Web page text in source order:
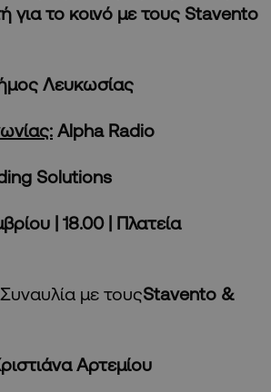
για το κοινό με τους Stavento
Λευκωσίας
Alpha Radio
Solutions
| 18.00 | Πλατεία
με τουςStavento &
Αρτεμίου